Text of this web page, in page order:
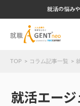
就活の悩み
TOP コラム記事一覧
就活エー